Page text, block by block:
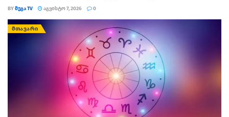
BYᲛᲔᲒᲐ TV ᲐᲒᲕᲘᲡᲢᲝ 7, 2026 0
ᲛᲗᲐᲕᲐᲠᲘ